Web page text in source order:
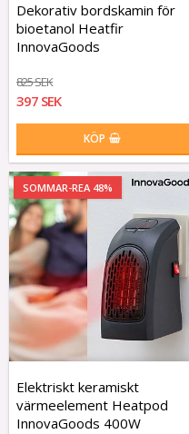
Dekorativ bordskamin för
bioetanol Heatfir
InnovaGoods
825 SEK
397 SEK
KÖP
SOMMAR-REA 48%
Elektriskt keramiskt
värmeelement Heatpod
InnovaGoods 400W